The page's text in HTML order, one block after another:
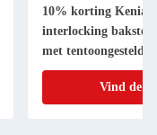
10% korting Kenia
interlocking
met tentoongesteld
Canton
Vind de